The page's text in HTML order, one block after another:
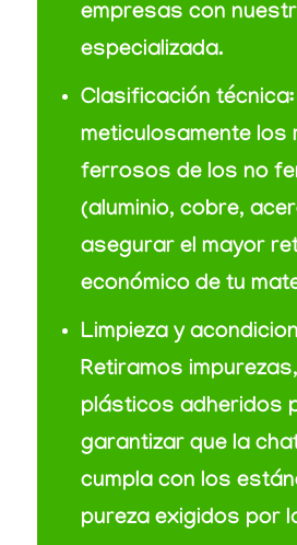
empresas con
especializada.
Clasificación técnica:
meticulosamente los
ferrosos de los no
(aluminio, cobre,
asegurar el mayor
económico de tu
Limpieza y
Retiramos
plásticos adheridos
garantizar que la
cumpla con los
pureza exigidos por